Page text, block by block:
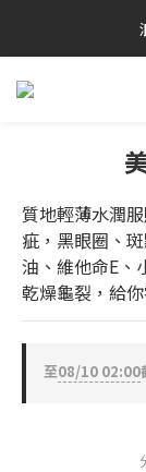
質地輕薄水潤
疵，黑眼圈、
油、維他命E、
乾燥龜裂，給
至08/10 02:00